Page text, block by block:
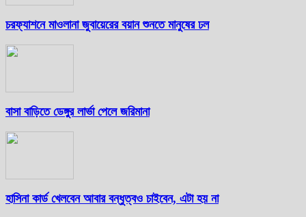
চরফ্যাশনে মাওলানা জুবায়েরের বয়ান শুনতে মানুষের ঢল
বাসা বাড়িতে ডেঙ্গুর লার্ভা পেলে জরিমানা
হাসিনা কার্ড খেলবেন আবার বন্ধুত্বও চাইবেন, এটা হয় না